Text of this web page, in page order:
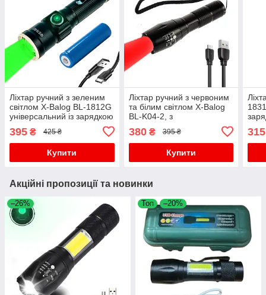
Ліхтар ручний з зеленим
світлом X-Balog BL-1812G
універсальний із зарядкою
кліпсою
395 ₴ 425 ₴
Купити
Ліхтар ручний з червоним
та білим світлом X-Balog
BL-K04-2, з
USB Type-C
380₴ 395 ₴
Купити
315
Акційні пропозиції та новинки
–26% Топ –20%